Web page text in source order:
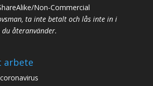
Non-Commercial
ta inte betalt och lås inte in i
återanvänder.
arbete